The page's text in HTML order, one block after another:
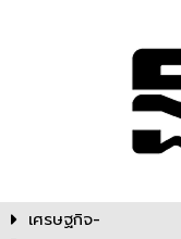
เศรษฐกิจ-